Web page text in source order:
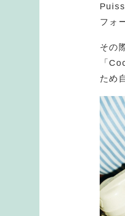
フォ
その
「
ため